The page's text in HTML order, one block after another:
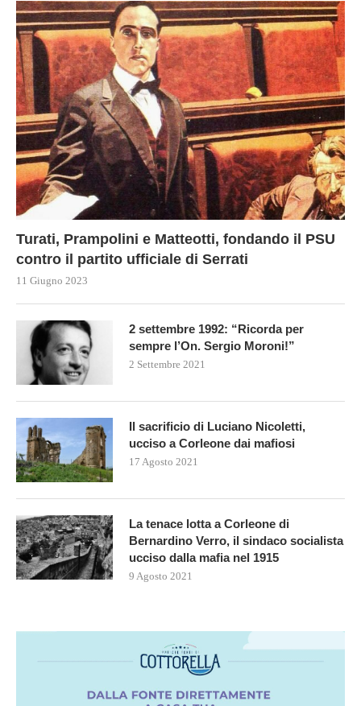
Turati, Prampolini e Matteotti, fondando il PSU
contro il partito ufficiale di Serrati
11 Giugno 2023
2 settembre 1992: “Ricorda per
sempre l’On. Sergio Moroni!”
2 Settembre 2021
Il sacrificio di Luciano Nicoletti,
ucciso a Corleone dai mafiosi
17 Agosto 2021
La tenace lotta a Corleone di
Bernardino Verro, il sindaco socialista
ucciso dalla mafia nel 1915
9 Agosto 2021